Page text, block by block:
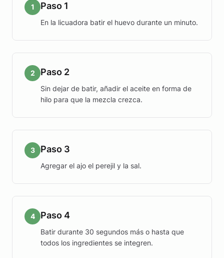
1 Paso 1
En la licuadora batir el huevo durante un minuto.
2 Paso 2
Sin dejar de batir, añadir el aceite en forma de
hilo para que la mezcla crezca.
3 Paso 3
Agregar el ajo el perejil y la sal.
4 Paso 4
Batir durante 30 segundos más o hasta que
todos los ingredientes se integren.